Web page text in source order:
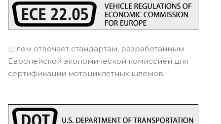
Шлем отвечает стандартам, разработанным
Европейской экономической комиссией для
сертификации мотоциклетных шлемов.